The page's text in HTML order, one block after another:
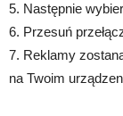
5. Następnie
6. Przesuń
7. Reklamy
na Twoim